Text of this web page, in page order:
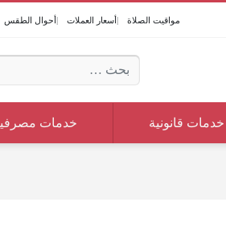
مواقيت الصلاة أسعار العملات أحوال الطقس
البحث عن:
خدمات قانونية خدمات